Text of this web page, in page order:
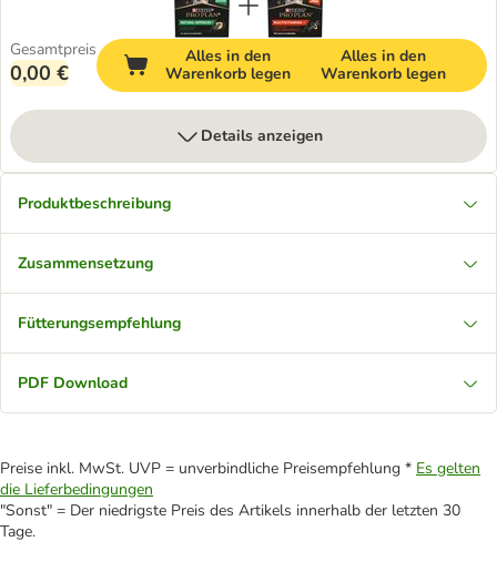
Gesamtpreis
0,00 €
Alles in den
Warenkorb legen
Alles in den
Warenkorb legen
Details anzeigen
Produktbeschreibung
Zusammensetzung
Fütterungsempfehlung
PDF Download
Preise inkl. MwSt. UVP = unverbindliche Preisempfehlung * Es gelten
die Lieferbedingungen
"Sonst" = Der niedrigste Preis des Artikels innerhalb der letzten 30
Tage.